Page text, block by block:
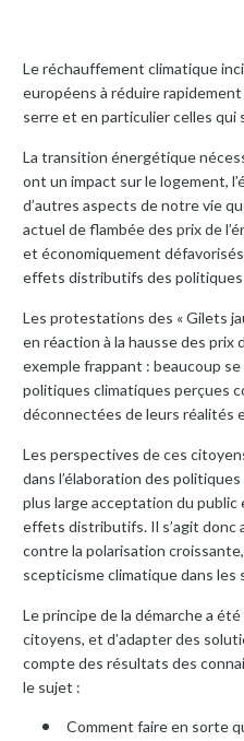
Le réchauffement climatique
européens à réduire
serre et en particulier celles qui
La transition énergétique
ont un impact sur le logement,
d’autres aspects de notre vie
actuel de flambée des prix de
et économiquement
effets distributifs des politiques
Les protestations des « Gilets
en réaction à la hausse des prix
exemple frappant : beaucoup
politiques climatiques perçues
déconnectées de leurs réalités
Les perspectives de ces
dans l’élaboration des
plus large acceptation du public
effets distributifs. Il s’agit donc
contre la polarisation
scepticisme climatique dans
Le principe de la démarche a
citoyens, et d’adapter des
compte des résultats des
le sujet :
Comment faire en sorte